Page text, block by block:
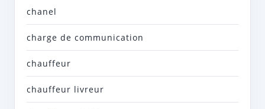
chanel
charge de communication
chauffeur
chauffeur livreur